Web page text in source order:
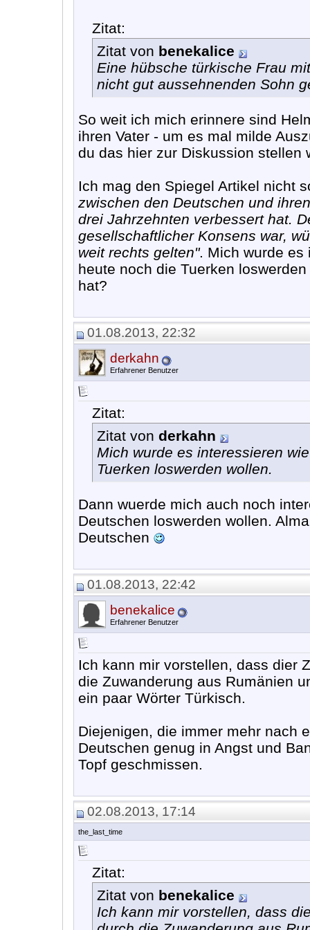
Zitat:
Zitat von benekalice
Eine hübsche türkische Frau
nicht gut aussehnenden Sohn
So weit ich mich erinnere sind
ihren Vater - um es mal milde
du das hier zur Diskussion stellen
Ich mag den Spiegel Artikel nicht
zwischen den Deutschen und
drei Jahrzehnten verbessert hat.
gesellschaftlicher Konsens war,
weit rechts gelten". Mich wurde es
heute noch die Tuerken
hat?
01.08.2013, 22:32
derkahn
Erfahrener Benutzer
Zitat:
Zitat von derkahn
Mich wurde es interessieren
Tuerken loswerden wollen.
Dann wuerde mich auch noch
Deutschen loswerden wollen.
Deutschen
01.08.2013, 22:42
benekalice
Erfahrener Benutzer
Ich kann mir vorstellen, dass dier
die Zuwanderung aus Rumänien
ein paar Wörter Türkisch.
Diejenigen, die immer mehr nach
Deutschen genug in Angst und
Topf geschmissen.
02.08.2013, 17:14
the_last_time
Zitat:
Zitat von benekalice
Ich kann mir vorstellen, dass